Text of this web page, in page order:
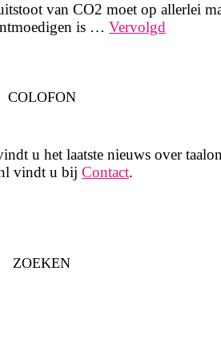
van CO2 moet op allerlei
is … Vervolgd
COLOFON
u het laatste nieuws over
vindt u bij Contact.
ZOEKEN